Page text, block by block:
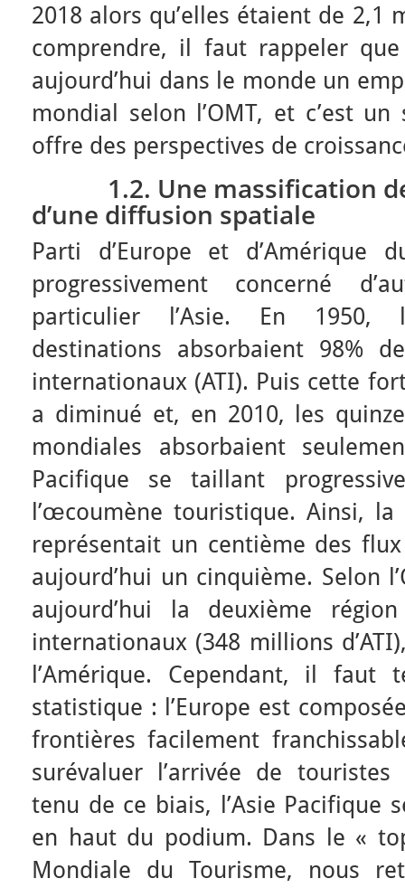
2018 alors qu’elles étaient de 2,1
comprendre, il faut rappeler
aujourd’hui dans le monde un
mondial selon l’OMT, et c’est
offre des perspectives de
1.2. Une massification
d’une diffusion spatiale
Parti d’Europe et d’Amérique
progressivement concerné
particulier l’Asie. En 1950,
destinations absorbaient 98%
internationaux (ATI). Puis cette
a diminué et, en 2010, les
mondiales absorbaient
Pacifique se taillant
l’œcoumène touristique. Ainsi, la
représentait un centième des
aujourd’hui un cinquième. Selon
aujourd’hui la deuxième
internationaux (348 millions
l’Amérique. Cependant, il faut
statistique : l’Europe est
frontières facilement
surévaluer l’arrivée de
tenu de ce biais, l’Asie Pacifique
en haut du podium. Dans le «
Mondiale du Tourisme, nous